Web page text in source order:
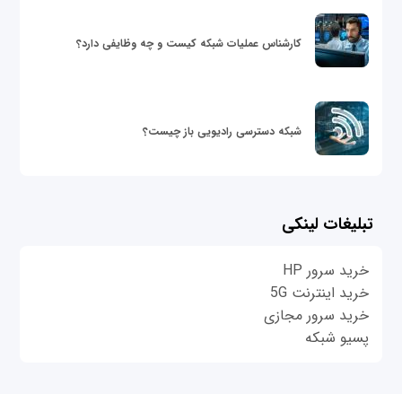
کارشناس عملیات شبکه کیست و چه وظایفی دارد؟
شبکه دسترسی رادیویی باز چیست؟
تبلیغات لینکی
خرید سرور HP
خرید اینترنت 5G
خرید سرور مجازی
پسیو شبکه